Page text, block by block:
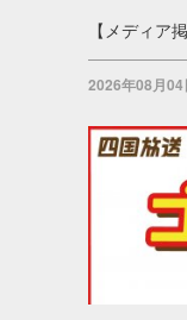
【メディア
2026年08月04